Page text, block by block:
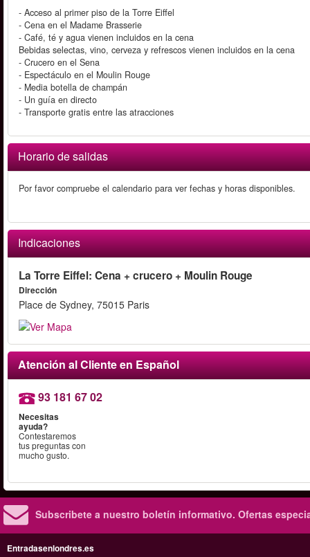
- Acceso al primer piso de la Torre Eiffel
- Cena en el Madame Brasserie
- Café, té y agua vienen incluidos en la cena
Bebidas selectas, vino, cerveza y refrescos vienen incluidos en la cena
- Crucero en el Sena
- Espectáculo en el Moulin Rouge
- Media botella de champán
- Un guía en directo
- Transporte gratis entre las atracciones
Horario de salidas
Por favor compruebe el calendario para ver fechas y horas disponibles.
Indicaciones
La Torre Eiffel: Cena + crucero + Moulin Rouge
Dirección
Place de Sydney, 75015 Paris
Atención al Cliente en Español
93 181 67 02
Necesitas
ayuda?
Contestaremos
tus preguntas con
mucho gusto.
Subscribete a nuestro boletín informativo. Ofertas
Entradasenlondres.es